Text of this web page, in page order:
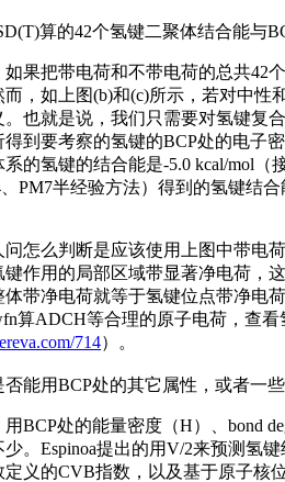
算的42个氢键二聚体结合能与
如果把带电荷和不带电荷的总共42
而，如上图(b)和(c)所示，若对中
。也就是说，我们只需要对氢键复
得到要考察的氢键的BCP处的电子
的氢键的结合能是-5.0 kcal/mol
PM7半经验方法）得到的氢键结
问怎么判断是应该使用上图中带电
键作用的局部区域带显著净电荷，
体带净电荷就等于氢键位点带净电
算ADCH等合理的原子电荷，查
714）。
否能用BCP处的其它属性，或者一
用BCP处的能量密度（H）、bond
。Espinoa提出的用V/2来预测氢
定义的CVB指数，以及基于原子核